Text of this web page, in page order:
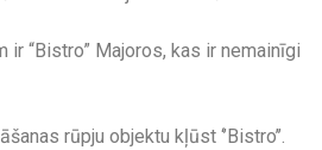
ir “Bistro” Majoros, kas ir nemainīgi
rūpju objektu kļūst ‘’Bistro’’.